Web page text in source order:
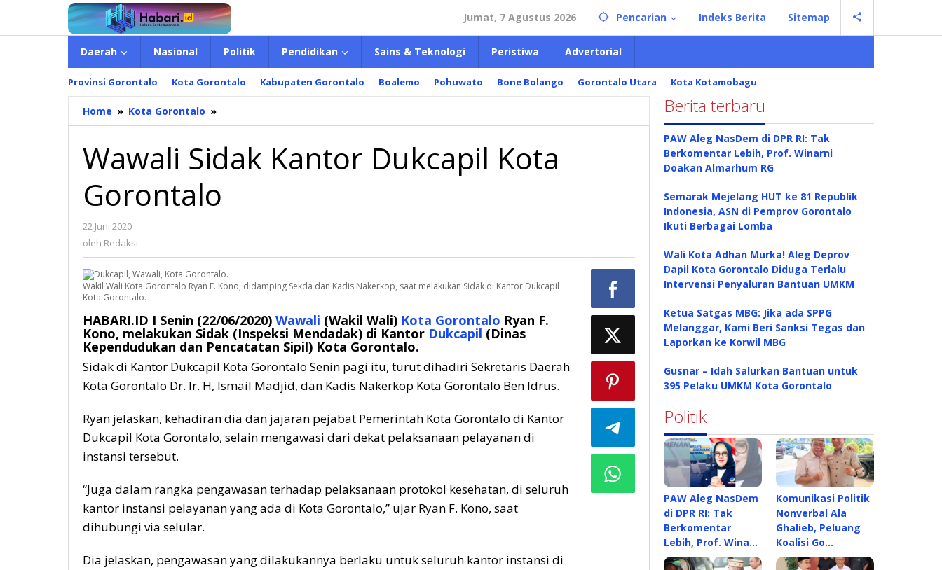
konten
Jumat, 7 Agustus 2026 Pencarian Indeks Berita Sitemap
Daerah Nasional Politik Pendidikan Sains & Teknologi Peristiwa Advertorial
Provinsi Gorontalo Kota Gorontalo Kabupaten Gorontalo Boalemo Pohuwato Bone Bolango Gorontalo Utara Kota Kotamobagu
Home » Kota Gorontalo »
Sidak
Dukcapil
Kota
Wawali Sidak Kantor Dukcapil Kota
Gorontalo
22 Juni 2020
oleh Redaksi
Wakil Wali Kota Gorontalo Ryan F. Kono, didamping Sekda dan Kadis Nakerkop, saat melakukan Sidak di Kantor Dukcapil
Kota Gorontalo.
HABARI.ID I Senin (22/06/2020) Wawali (Wakil Wali) Kota Gorontalo Ryan F.
Kono, melakukan Sidak (Inspeksi Mendadak) di Kantor Dukcapil (Dinas
Kependudukan dan Pencatatan Sipil) Kota Gorontalo.
Sidak di Kantor Dukcapil Kota Gorontalo Senin pagi itu, turut dihadiri Sekretaris Daerah
Kota Gorontalo Dr. Ir. H, Ismail Madjid, dan Kadis Nakerkop Kota Gorontalo Ben Idrus.
Ryan jelaskan, kehadiran dia dan jajaran pejabat Pemerintah Kota Gorontalo di Kantor
Dukcapil Kota Gorontalo, selain mengawasi dari dekat pelaksanaan pelayanan di
instansi tersebut.
“Juga dalam rangka pengawasan terhadap pelaksanaan protokol kesehatan, di seluruh
kantor instansi pelayanan yang ada di Kota Gorontalo,” ujar Ryan F. Kono, saat
dihubungi via selular.
Dia jelaskan, pengawasan yang dilakukannya berlaku untuk seluruh kantor instansi di
Berita terbaru
PAW Aleg NasDem di DPR RI: Tak
Berkomentar Lebih, Prof. Winarni
Doakan Almarhum RG
Semarak Mejelang HUT ke 81 Republik
Indonesia, ASN di Pemprov Gorontalo
Ikuti Berbagai Lomba
Wali Kota Adhan Murka! Aleg Deprov
Dapil Kota Gorontalo Diduga Terlalu
Intervensi Penyaluran Bantuan UMKM
Ketua Satgas MBG: Jika ada SPPG
Melanggar, Kami Beri Sanksi Tegas dan
Laporkan ke Korwil MBG
Gusnar – Idah Salurkan Bantuan untuk
395 Pelaku UMKM Kota Gorontalo
Politik
PAW Aleg NasDem
di DPR RI: Tak
Berkomentar
Lebih, Prof. Wina…
Komunikasi Politik
Nonverbal Ala
Ghalieb, Peluang
Koalisi Go…